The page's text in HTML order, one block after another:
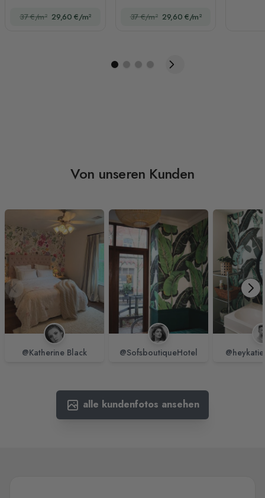
37 €/m² 29,60 €/m²
Schmetterlingen
37 €/m² 29,60 €/m²
Von unseren Kunden
@Katherine Black @SofsboutiqueHotel
alle kundenfotos ansehen